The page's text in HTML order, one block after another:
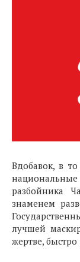
Вдобавок, в
разбойника
знаменем
лучшей
жертве,